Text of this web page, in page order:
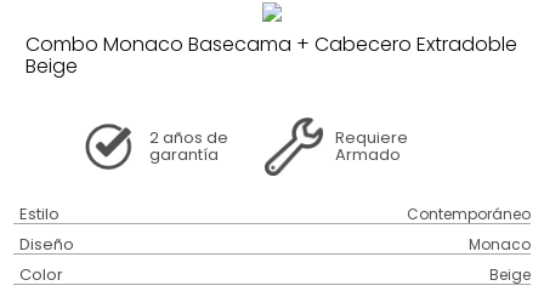
Combo Monaco Basecama + Cabecero Extradoble
Beige
2 años de
garantía
Requiere
Armado
Estilo Contemporáneo
Diseño Monaco
Color Beige